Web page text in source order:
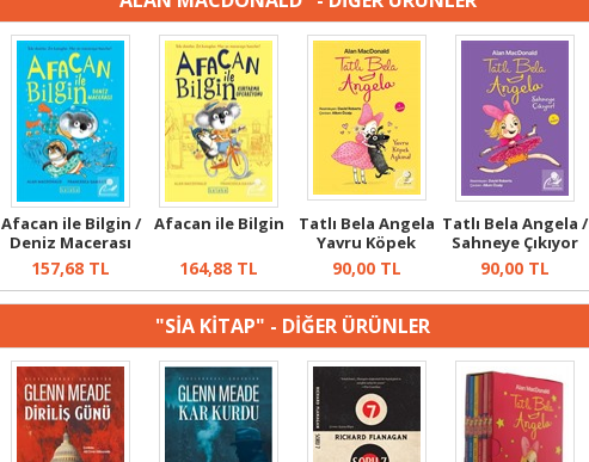
Afacan ile Bilgin /
Deniz Macerası
157,68 TL
Afacan ile Bilgin
164,88 TL
Tatlı Bela Angela
Yavru Köpek
Aşkına
90,00TL
Tatlı Bela Angela /
Sahneye Çıkıyor
90,00TL
"SİA KİTAP" - DİĞER ÜRÜNLER